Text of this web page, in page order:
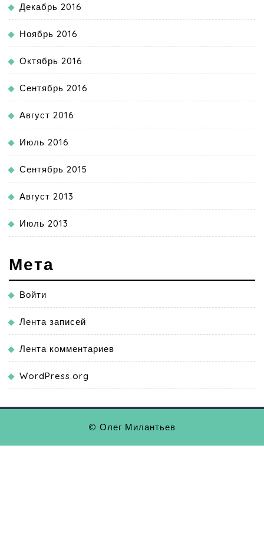
Декабрь 2016
Ноябрь 2016
Октябрь 2016
Сентябрь 2016
Август 2016
Июль 2016
Сентябрь 2015
Август 2013
Июль 2013
Мета
Войти
Лента записей
Лента комментариев
WordPress.org
© Олег Милантьев